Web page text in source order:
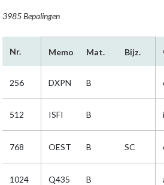
3985 Bepalingen
Nr. Memo Mat. Bijz.
256 DXPN B
512 ISFI B
768 OEST B SC
1024 Q435 B